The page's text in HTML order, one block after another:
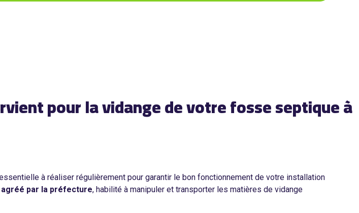
pour la vidange de votre fosse septique à
à réaliser régulièrement pour garantir le bon fonctionnement de votre installation
par la préfecture, habilité à manipuler et transporter les matières de vidange